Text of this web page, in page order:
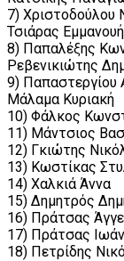
7)
Τσιάρας
8)
Ρεβενικιώτης
9)
Μάλαμα Κυριακή
10) Φάλκος
11) Μάντσιος
12) Γκιώτης
13) Κωστίκας
14) Χαλκιά Άννα
15) Δημητρός
16) Πράτσας
17) Πράτσας
18) Πετρίδης